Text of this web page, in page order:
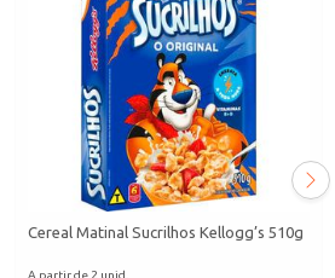
Cereal Matinal Sucrilhos Kellogg’s 510g
A partir de 2 unid.